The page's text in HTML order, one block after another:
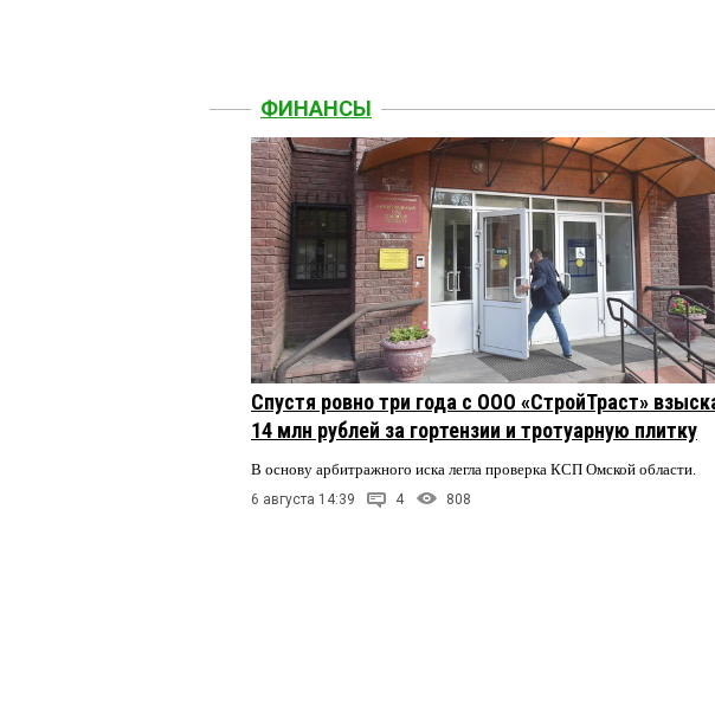
ФИНАНСЫ
Спустя ровно три года с ООО «СтройТраст»
14 млн рублей за гортензии и тротуарную плитку
В основу арбитражного иска легла проверка КСП Омской области.
6 августа 14:39 4 808